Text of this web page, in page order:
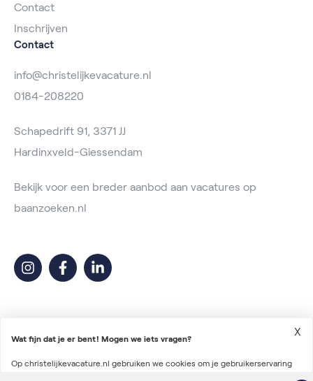
Contact
Inschrijven
Contact
info@christelijkevacature.nl
0184-208220
Schapedrift 91, 3371 JJ
Hardinxveld-Giessendam
Bekijk voor een breder aanbod aan vacatures op
baanzoeken.nl
2026 © Christelijke Vacature
Wat fijn dat je er bent! Mogen we iets vragen?
Op christelijkevacature.nl gebruiken we cookies om je gebruikerservaring
X